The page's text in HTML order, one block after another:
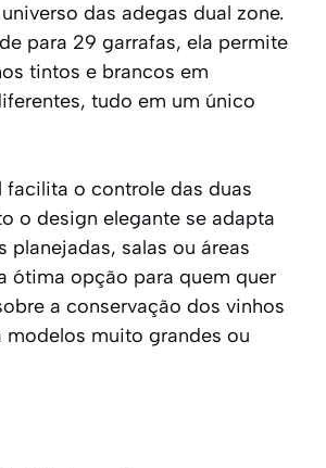
das adegas dual zone.
para 29 garrafas, ela permite
tintos e brancos em
tudo em um único
o controle das duas
o design elegante se adapta
planejadas, salas ou áreas
ótima opção para quem quer
a conservação dos vinhos
modelos muito grandes ou